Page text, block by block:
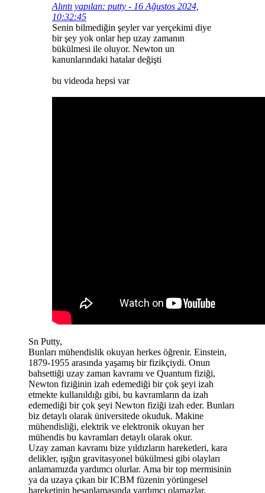
Alıntı yapılan: putty - 16 Ağustos 2024,
10:32:45
Senin bilmediğin şeyler var yerçekimi diye
bir şey yok onlar hep uzay zamanın
bükülmesi ile oluyor. Newton un
kanunlarındaki hatalar değişti
bu videoda hepsi var
Sn Putty,
Bunları mühendislik okuyan herkes öğrenir. Einstein,
1879-1955 arasında yaşamış bir fizikçiydi. Onun
bahsettiği uzay zaman kavramı ve Quantum fiziği,
Newton fiziğinin izah edemediği bir çok şeyi izah
etmekte kullanıldığı gibi, bu kavramların da izah
edemediği bir çok şeyi Newton fiziği izah eder. Bunları
biz detaylı olarak üniversitede okuduk. Makine
mühendisliği, elektrik ve elektronik okuyan her
mühendis bu kavramları detaylı olarak okur.
Uzay zaman kavramı bize yıldızların hareketleri, kara
delikler, ışığın gravitasyonel bükülmesi gibi olayları
anlamamızda yardımcı olurlar. Ama bir top mermisinin
ya da uzaya çıkan bir ICBM füzenin yörüngesel
hareketinin hesaplamasında yardımcı olamazlar.